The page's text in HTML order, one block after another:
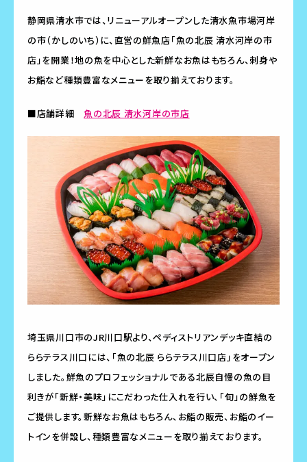
静岡県清水市では、リニューアルオープンした清水魚市場河岸
の市（かしのいち）に、直営の鮮魚店「魚の北辰 清水河岸の市
店」を開業！地の魚を中心とした新鮮なお魚はもちろん、刺身や
お鮨など種類豊富なメニューを取り揃えております。
■店舗詳細魚の北辰 清水河岸の市店
埼玉県川口市のJR川口駅より、ペディストリアンデッキ直結の
ららテラス川口には、「魚の北辰 ららテラス川口店」をオープン
しました。鮮魚のプロフェッショナルである北辰自慢の魚の目
利きが「新鮮・美味」にこだわった仕入れを行い、「旬」の鮮魚を
ご提供します。新鮮なお魚はもちろん、お鮨の販売、お鮨のイー
トインを併設し、種類豊富なメニューを取り揃えております。